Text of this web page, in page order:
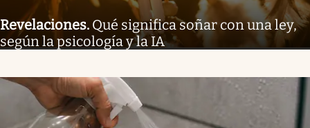
Revelaciones. Qué significa soñar con una ley,
según la psicología y la IA